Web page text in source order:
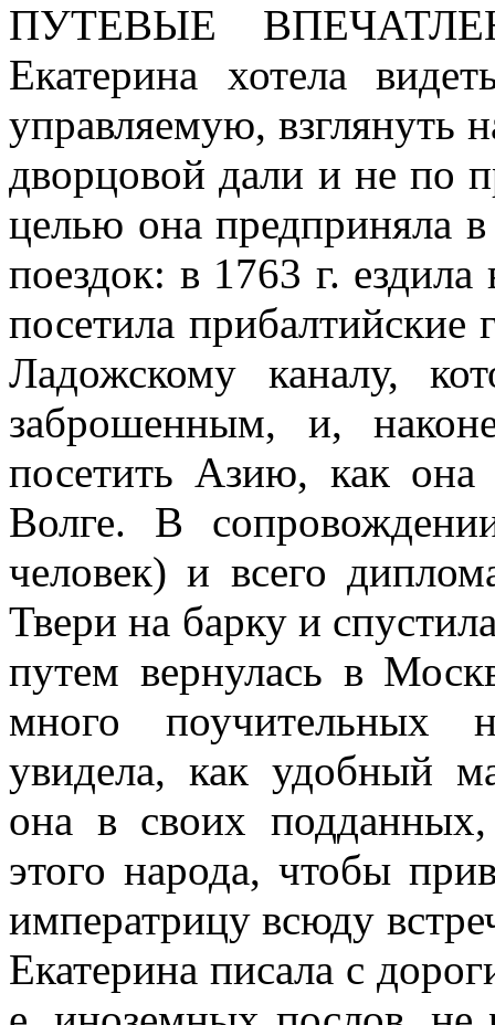
ПУТЕВЫЕ
Екатерина хотела
управляемую, взглянуть
дворцовой дали и не по
целью она предприняла
поездок: в 1763 г.
посетила прибалтийские
Ладожскому каналу,
заброшенным, и,
посетить Азию, как она
Волге. В
человек) и всего
Твери на барку и
путем вернулась в
много поучительных
увидела, как удобный
она в своих
этого народа, чтобы
императрицу всюду
Екатерина писала с